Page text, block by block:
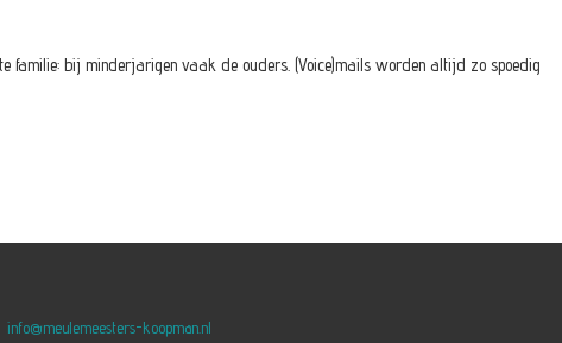
bij minderjarigen vaak de ouders. (Voice)mails worden altijd zo spoedig
info@meulemeesters-koopman.nl